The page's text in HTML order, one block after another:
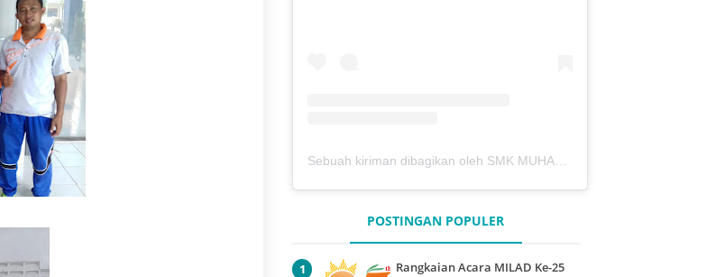
Sebuah kiriman dibagikan oleh SMK MUHAMMADIYAH 7 KEDUNGPRING (@mutukdp)
POSTINGAN POPULER
Rangkaian Acara MILAD Ke-25